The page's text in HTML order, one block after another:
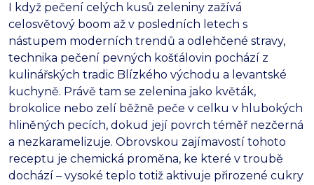
I když pečení celých kusů zeleniny zažívá
celosvětový boom až v posledních letech s
nástupem moderních trendů a odlehčené stravy,
technika pečení pevných košťálovin pochází z
kulinářských tradic Blízkého východu a levantské
kuchyně. Právě tam se zelenina jako květák,
brokolice nebo zelí běžně peče v celku v hlubokých
hliněných pecích, dokud její povrch téměř nezčerná
a nezkaramelizuje. Obrovskou zajímavostí tohoto
receptu je chemická proměna, ke které v troubě
dochází – vysoké teplo totiž aktivuje přirozené cukry